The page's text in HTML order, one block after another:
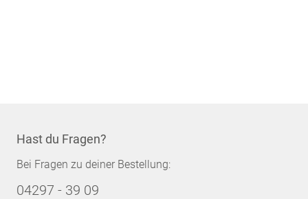
Hast du Fragen?
Bei Fragen zu deiner Bestellung:
04297 - 39 09